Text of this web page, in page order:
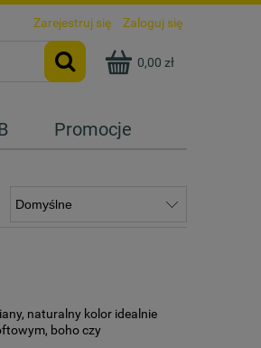
Zarejestruj się Zaloguj się
0,00 zł
Promocje
naturalny kolor idealnie
boho czy